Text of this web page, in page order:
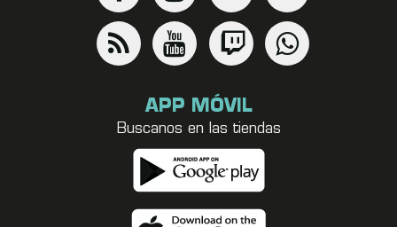
APP MÓVIL
Buscanos en las tiendas